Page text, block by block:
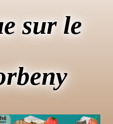
sur le